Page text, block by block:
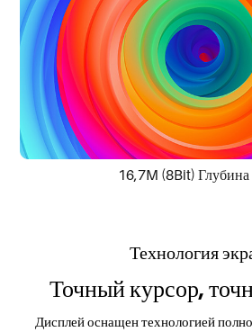
16,7M (8Bit) Глубина
Технология
Точный курсор,
Дисплей оснащен технологией